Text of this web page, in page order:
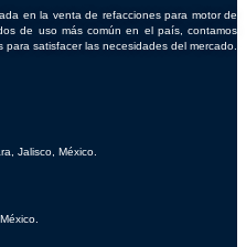
en la venta de refacciones para motor de
de uso más común en el país, contamos
satisfacer las necesidades del mercado.
Jalisco, México.